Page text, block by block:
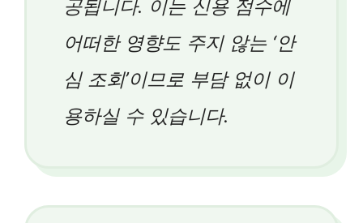
공됩니다. 이는 신용 점수에
어떠한 영향도 주지 않는 ‘안
심 조회’이므로 부담 없이 이
용하실 수 있습니다.